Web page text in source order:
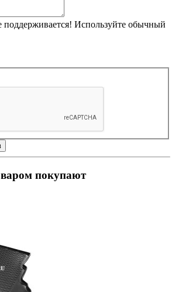
Используйте обычный
покупают